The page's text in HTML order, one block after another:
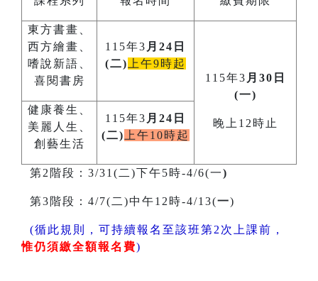
東方書畫、
西方繪畫、
嗜說新語、
喜閱書房
115年3 月24日
(二) 上午9時起
115年3 月30日
(一)
晚上12時止
健康養生、
美麗人生、
創藝生活
115年3 月24日
(二) 上午10時起
第2階段：3/31(二)下午5時-4/6(一)
第3階段：4/7(二)中午12時-4/13(一)
(循此規則，可持續報名至該班第2次上課前，
惟仍須繳全額報名費)